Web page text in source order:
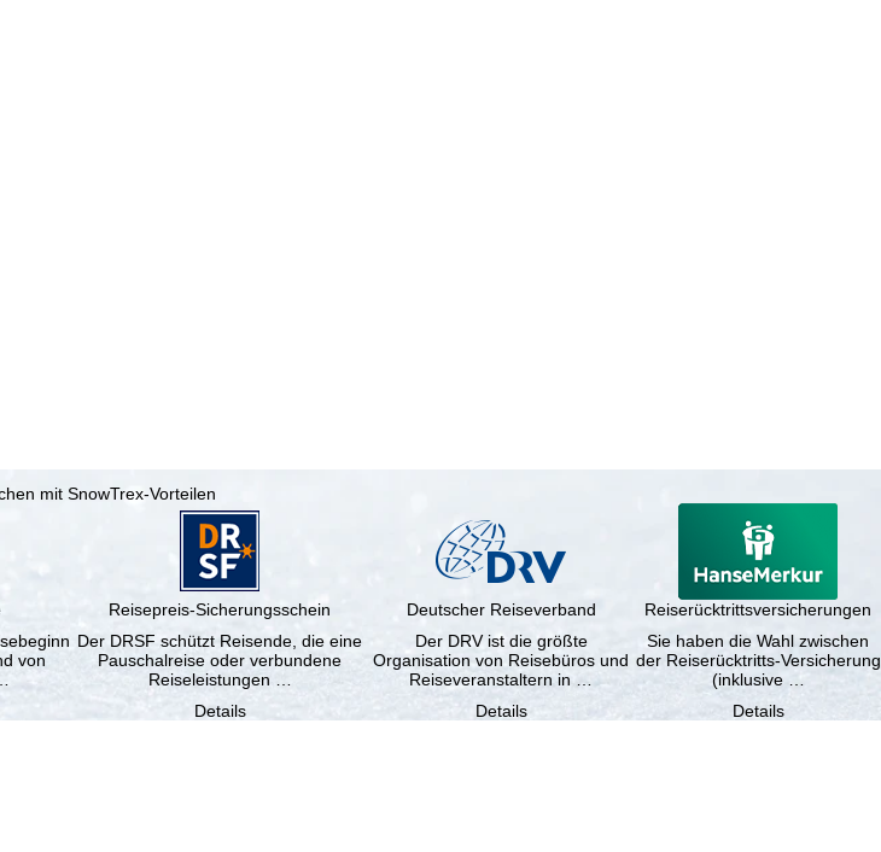
mit SnowTrex-Vorteilen
von
Reisepreis-Sicherungsschein
Der DRSF schützt Reisende, die eine
Pauschalreise oder verbundene
Reiseleistungen …
Details
Deutscher Reiseverband
Der DRV ist die größte
Organisation von Reisebüros und
Reiseveranstaltern in …
Details
Reiserücktrittsversicherungen
Sie haben die Wahl zwischen
der Reiserücktritts-Versicherung
(inklusive …
Details